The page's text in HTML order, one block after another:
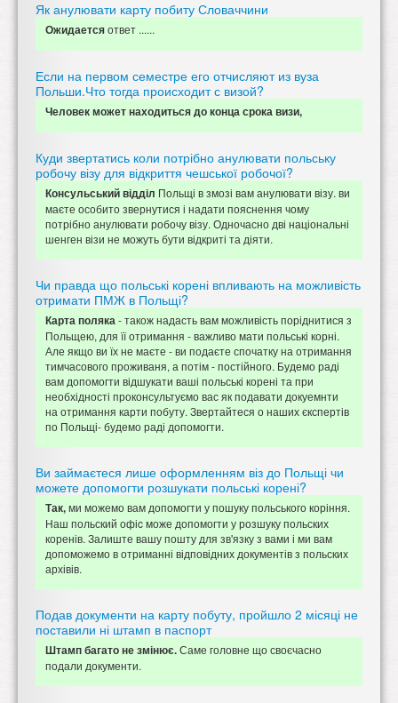
Як анулювати карту побиту Словаччини
Ожидаетсяответ ......
Если на первом семестре его отчисляют из вуза
Польши.Что тогда происходит с визой?
Человек может находиться до конца срока визи,
Куди звертатись коли потрібно анулювати польську
робочу візу для відкриття чешської робочої?
Консульський відділ Польщі в змозі вам анулювати візу. ви
маєте особито звернутися і надати пояснення чому
потрібно анулювати робочу візу. Одночасно дві національні
шенген візи не можуть бути відкриті та діяти.
Чи правда що польські корені впливають на можливість
отримати ПМЖ в Польщі?
Карта поляка- також надасть вам можливість поріднитися з
Польщею, для її отримання - важливо мати польські корні.
Але якщо ви їх не маєте - ви подаєте спочатку на отримання
тимчасового проживаня, а потім - постійного. Будемо раді
вам допомогти відшукати ваші польські корені та при
необхідності проконсультуємо вас як подавати докуемнти
на отримання карти побуту. Звертайтеся о наших єкспертів
по Польщі- будемо раді допомогти.
Ви займаєтеся лише оформленням віз до Польщі чи
можете допомогти розшукати польські корені?
Так,ми можемо вам допомогти у пошуку польського коріння.
Наш польский офіc може допомогти у розшуку польских
коренів. Залиште вашу пошту для зв'язку з вами і ми вам
допоможемо в отриманні відповідних документів з польских
архівів.
Подав документи на карту побуту, пройшло 2 місяці не
поставили ні штамп в паспорт
Штамп багато не змінює.Саме головне що своєчасно
подали документи.